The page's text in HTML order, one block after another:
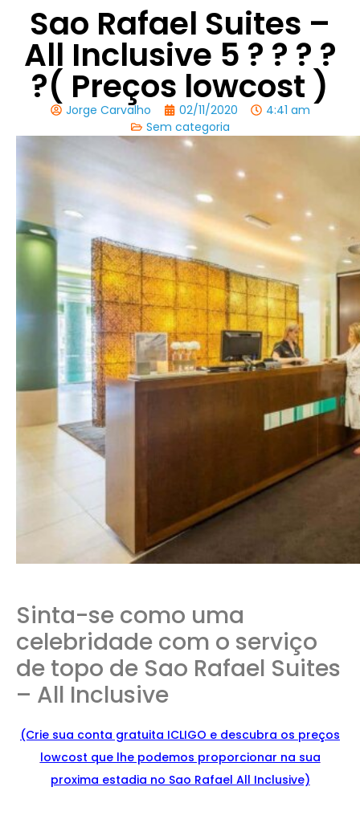
Sao Rafael Suites –
All Inclusive 5 ? ? ? ?
?( Preços lowcost )
Jorge Carvalho 02/11/2020
4:41 am
Sem categoria
Sinta-se como uma
celebridade com o serviço
de topo de Sao Rafael Suites
– All Inclusive
(Crie sua conta gratuita ICLIGO e descubra os preços
lowcost que lhe podemos proporcionar na sua
proxima estadia no Sao Rafael All Inclusive)